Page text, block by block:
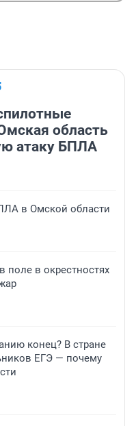
область
атаку БПЛА
в Омской области
в окрестностях
конец? В стране
ЕГЭ — почему